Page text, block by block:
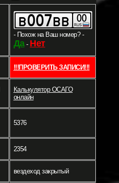
- Похож на Ваш номер? -
Да- Нет
!!!ПРОВЕРИТЬ ЗАПИСИ!!!
Калькулятор ОСАГО
онлайн
5376
2354
вездеход закрытый